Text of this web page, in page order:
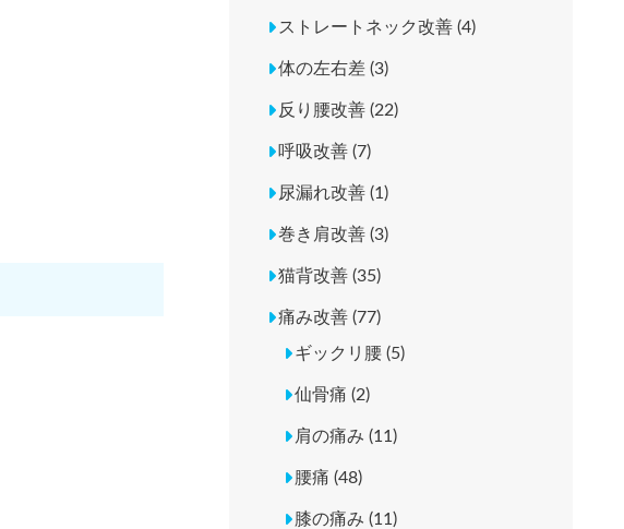
ストレートネック改善 (4)
体の左右差 (3)
反り腰改善 (22)
呼吸改善 (7)
尿漏れ改善 (1)
巻き肩改善 (3)
猫背改善 (35)
痛み改善 (77)
ギックリ腰 (5)
仙骨痛 (2)
肩の痛み (11)
腰痛 (48)
膝の痛み (11)